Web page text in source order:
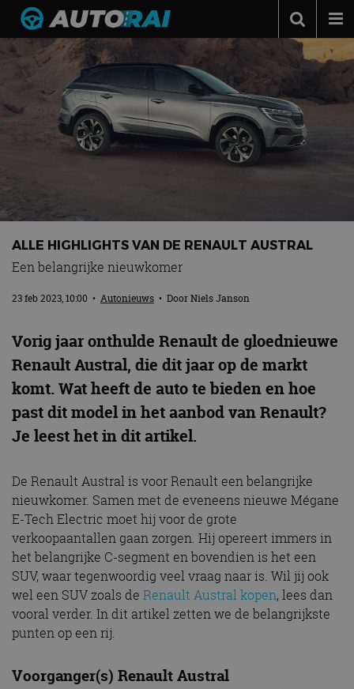
Autonieuws
Podcast
Autotests
Automerken
ALLE HIGHLIGHTS VAN DE RENAULT AUSTRAL
Een belangrijke nieuwkomer
23 feb 2023, 10:00 • Autonieuws • DoorNiels Janson
Vorig jaar onthulde Renault de gloednieuwe
Renault Austral, die dit jaar op de markt
komt. Wat heeft de auto te bieden en hoe
past dit model in het aanbod van Renault?
Je leest het in dit artikel.
De Renault Austral is voor Renault een belangrijke
nieuwkomer. Samen met de eveneens nieuwe Mégane
E-Tech Electric moet hij voor de grote
verkoopaantallen gaan zorgen. Hij opereert immers in
het belangrijke C-segment en bovendien is het een
SUV, waar tegenwoordig veel vraag naar is. Wil jij ook
wel een SUV zoals de Renault Austral kopen, lees dan
vooral verder. In dit artikel zetten we de belangrijkste
punten op een rij.
Voorganger(s) Renault Austral